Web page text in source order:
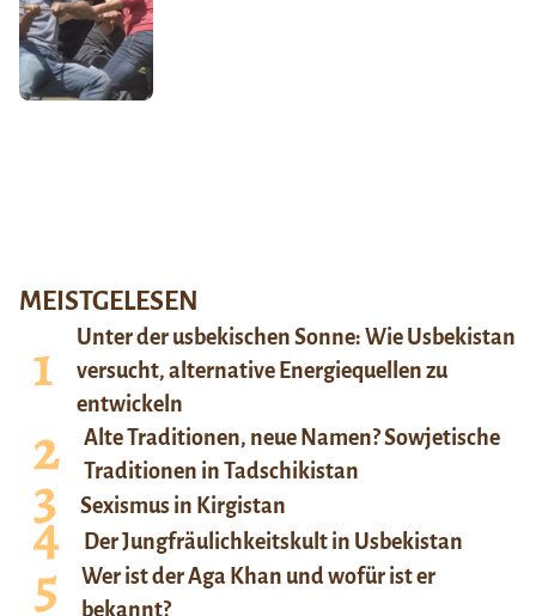
MEISTGELESEN
Unter der usbekischen Sonne: Wie Usbekistan
versucht, alternative Energiequellen zu
entwickeln
Alte Traditionen, neue Namen? Sowjetische
Traditionen in Tadschikistan
Sexismus in Kirgistan
Der Jungfräulichkeitskult in Usbekistan
Wer ist der Aga Khan und wofür ist er
bekannt?